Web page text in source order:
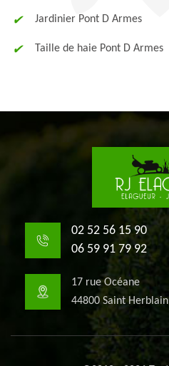
Jardinier Pont D Armes
Taille de haie Pont D Armes
02 52 56 15 90
06 59 91 79 92
17 rue Océane
44800 Saint Herblain